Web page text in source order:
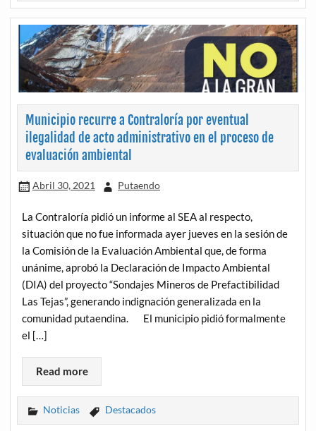
Municipio recurre a Contraloría por eventual
ilegalidad de acto administrativo en el proceso de
evaluación ambiental
Abril 30, 2021 Putaendo
La Contraloría pidió un informe al SEA al respecto,
situación que no fue informada ayer jueves en la sesión de
la Comisión de la Evaluación Ambiental que, de forma
unánime, aprobó la Declaración de Impacto Ambiental
(DIA) del proyecto “Sondajes Mineros de Prefactibilidad
Las Tejas”, generando indignación generalizada en la
comunidad putaendina. El municipio pidió formalmente
el […]
Read more
Noticias Destacados